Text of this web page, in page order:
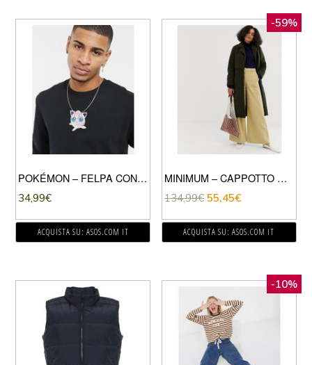
POKÉMON – FELPA CON RICAMO-NERO
34,99€
ACQUISTA SU: ASOS.COM IT
-59%
MINIMUM – CAPPOTTO DI LANA CON CINTURA-VERDE
134,99€ 55,45€
ACQUISTA SU: ASOS.COM IT
-10%